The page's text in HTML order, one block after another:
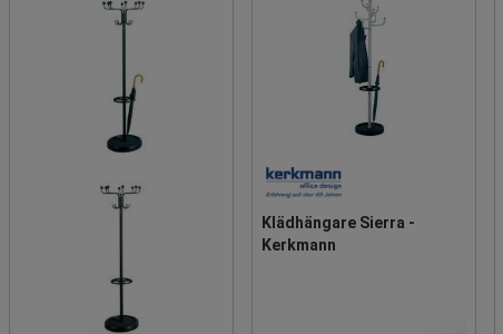
Klädhängare Sierra -
Kerkmann